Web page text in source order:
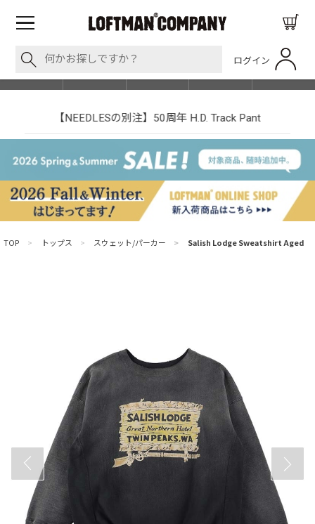
ログイン
SHOP LIST
【NEEDLESの別注】50周年 H.D. Track Pant
TOP > トップス > スウェット/パーカー > Salish Lodge Sweatshirt Aged